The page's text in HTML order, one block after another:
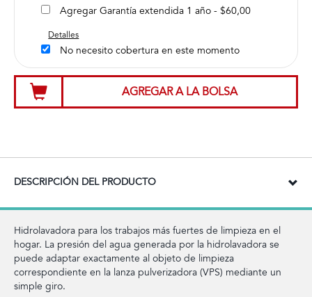
Agregar Garantía extendida 1 año - $60,00
Detalles
No necesito cobertura en este momento
AGREGAR A LA BOLSA
DESCRIPCIÓN DEL PRODUCTO
Hidrolavadora para los trabajos más fuertes de limpieza en el
hogar. La presión del agua generada por la hidrolavadora se
puede adaptar exactamente al objeto de limpieza
correspondiente en la lanza pulverizadora (VPS) mediante un
simple giro.